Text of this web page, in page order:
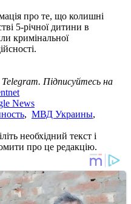
про те, що колишні
5-річної дитини в
кримінальної
Telegram. Підписуйтесь на
News
, МВД Украины,
необхідний текст і
про це редакцію.